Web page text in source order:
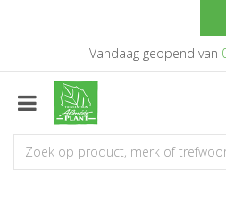
a
Vandaag geopend van